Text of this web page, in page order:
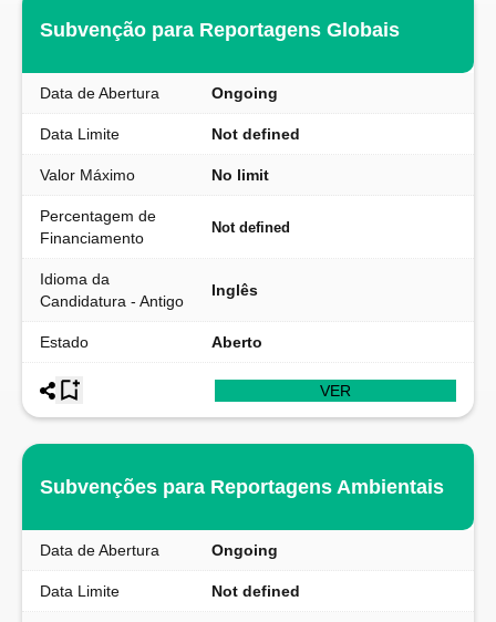
Subvenção para Reportagens Globais
Data de Abertura Ongoing
Data Limite Not defined
Valor Máximo No limit
Percentagem de
Financiamento
Not defined
Idioma da
Candidatura - Antigo
Inglês
Estado Aberto
VER
Subvenções para Reportagens Ambientais
Data de Abertura Ongoing
Data Limite Not defined